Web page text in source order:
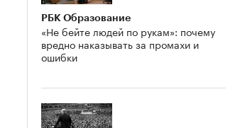
РБК Образование
«Не бейте людей по рукам»: почему
вредно наказывать за промахи и
ошибки